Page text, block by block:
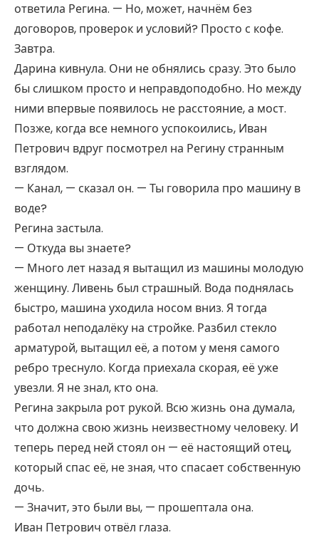
ответила Регина. — Но, может, начнём без
договоров, проверок и условий? Просто с кофе.
Завтра.
Дарина кивнула. Они не обнялись сразу. Это было
бы слишком просто и неправдоподобно. Но между
ними впервые появилось не расстояние, а мост.
Позже, когда все немного успокоились, Иван
Петрович вдруг посмотрел на Регину странным
взглядом.
— Канал, — сказал он. — Ты говорила про машину в
воде?
Регина застыла.
— Откуда вы знаете?
— Много лет назад я вытащил из машины молодую
женщину. Ливень был страшный. Вода поднялась
быстро, машина уходила носом вниз. Я тогда
работал неподалёку на стройке. Разбил стекло
арматурой, вытащил её, а потом у меня самого
ребро треснуло. Когда приехала скорая, её уже
увезли. Я не знал, кто она.
Регина закрыла рот рукой. Всю жизнь она думала,
что должна свою жизнь неизвестному человеку. И
теперь перед ней стоял он — её настоящий отец,
который спас её, не зная, что спасает собственную
дочь.
— Значит, это были вы, — прошептала она.
Иван Петрович отвёл глаза.